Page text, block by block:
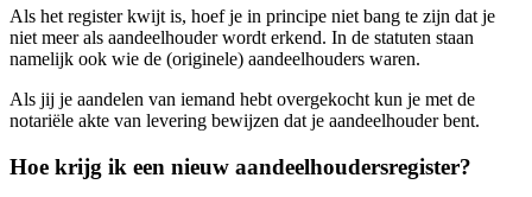
Als het register kwijt is, hoef je in principe niet bang te zijn dat je
niet meer als aandeelhouder wordt erkend. In de statuten staan
namelijk ook wie de (originele) aandeelhouders waren.
Als jij je aandelen van iemand hebt overgekocht kun je met de
notariële akte van levering bewijzen dat je aandeelhouder bent.
Hoe krijg ik een nieuw aandeelhoudersregister?